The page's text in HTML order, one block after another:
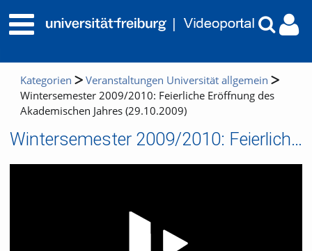
Kategorien
Veranstaltungen Universität allgemein
Wintersemester 2009/2010: Feierliche Eröffnung des
Akademischen Jahres (29.10.2009)
Wintersemester 2009/2010: Feierliche Eröffnung des Akademischen Jahres (29.10.2009)